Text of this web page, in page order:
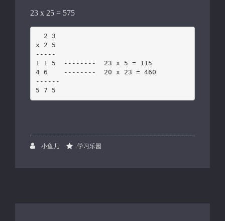
23 x 25 = 575
x 2 5
-----
1 1 5  --------  23 x 5 = 115
4 6    --------  20 x 23 = 460
------
5 7 5
小鱼儿 学习乐园